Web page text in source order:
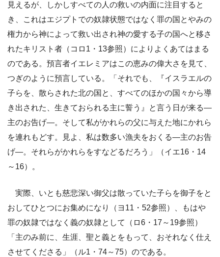
見えるが、しかしすべての人の救いの内面に注目すると
き、これはエジプトでの奴隷状態ではなく罪の国とやみの
権力から神によって救い出され神の愛する子の国へと移さ
れたキリスト者（コロ1・13参照）によりよくあてはまる
のである。預言者イエレミアはこの恵みの偉大さを見て、
つぎのように預言している。「それでも、『イスラエルの
子らを、散らされた北の国と、すべてのほかの国々から導
き出された、生きておられる主に誓う』と言う日が来る―
主のお告げ―。そして私がかれらの父に与えた地にかれら
を連れもどす。見よ、私は数多い漁夫をおくる―主のお告
げ―。それらがかれらをすなどるだろう」（イエ16・14
～16）。
実際、いとも慈悲深い御父は散っていた子らを御子をと
おしてひとつにお集めになり（ヨ11・52参照）、もはや
罪の奴隷ではなく義の奴隷として（ロ6・17～19参照）
「主のみ前に、生涯、聖と義とをもって、おそれなく仕え
させてくださる」（ル1・74～75）のである。